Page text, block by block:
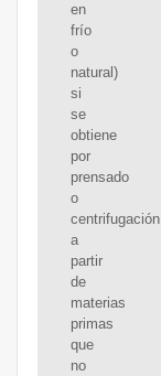
en
frío
o
natural)
si
se
obtiene
por
prensado
o
centrifugación
a
partir
de
materias
primas
que
no